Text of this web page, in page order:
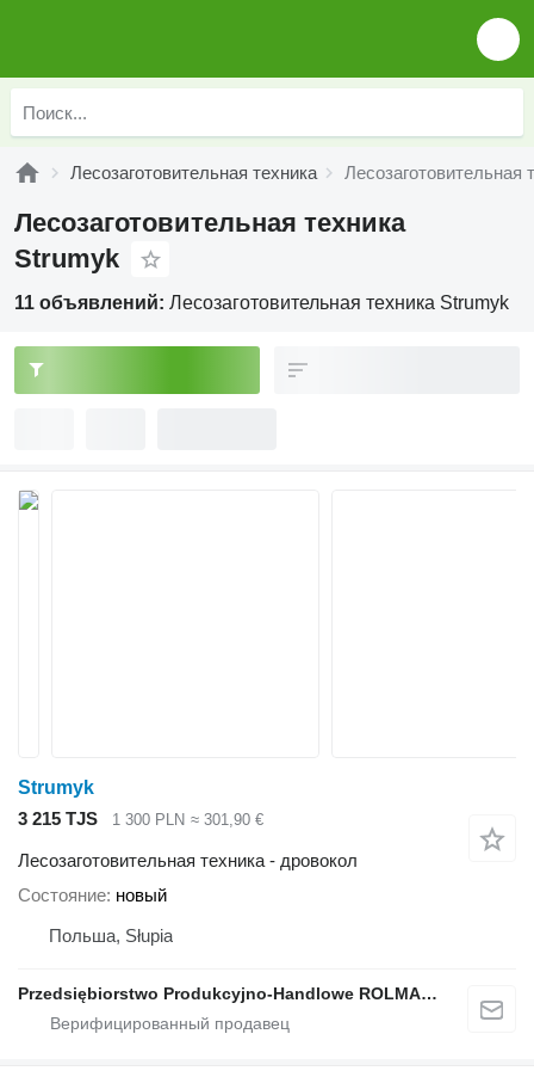
Лесозаготовительная техника Лесозаготовительная
Лесозаготовительная техника
Strumyk
11 объявлений: Лесозаготовительная техника Strumyk
Strumyk
3 215 TJS
1 300 PLN ≈ 301,90 €
Лесозаготовительная техника - дровокол
Состояние новый
Польша, Słupia
Przedsiębiorstwo Produkcyjno-Handlowe ROLMAPOL Marcin Dziekan